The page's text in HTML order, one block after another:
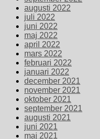
augusti 2022
juli 2022
juni 2022
maj 2022
april 2022
mars 2022
februari 2022
januari 2022
december 2021
november 2021
oktober 2021
september 2021
augusti 2021
juni 2021
maj 2021